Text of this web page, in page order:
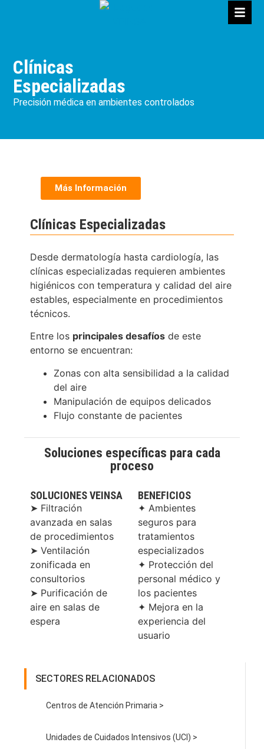
Clínicas
Especializadas
Precisión médica en ambientes controlados
SECTORES RELACIONADOS
Centros de Atención Primaria >
Unidades de Cuidados Intensivos (UCI) >
Clínicas Especializadas
Desde dermatología hasta cardiología, las
clínicas especializadas requieren ambientes
higiénicos con temperatura y calidad del aire
estables, especialmente en procedimientos
técnicos.
Entre los principales desafíos de este
entorno se encuentran:
Zonas con alta sensibilidad a la calidad
del aire
Manipulación de equipos delicados
Flujo constante de pacientes
Más Información
Soluciones específicas para cada
proceso
SOLUCIONES VEINSA
➤ Filtración
avanzada en salas
de procedimientos
➤ Ventilación
zonificada en
consultorios
➤ Purificación de
aire en salas de
espera
BENEFICIOS
✦ Ambientes
seguros para
tratamientos
especializados
✦ Protección del
personal médico y
los pacientes
✦ Mejora en la
experiencia del
usuario